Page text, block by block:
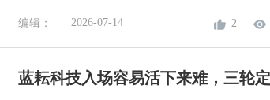
编辑： 2026-07-14 2
蓝耘科技入场容易活下来难，三轮